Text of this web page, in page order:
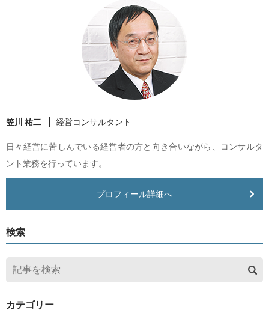
笠川 祐二 経営コンサルタント
日々経営に苦しんでいる経営者の方と向き合いながら、コンサルタ
ント業務を行っています。
プロフィール詳細へ
検索
カテゴリー